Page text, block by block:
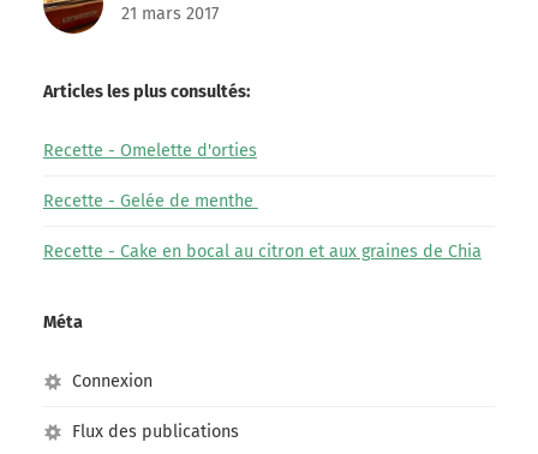
21 mars 2017
Articles les plus consultés:
Recette - Omelette d'orties
Recette - Gelée de menthe
Recette - Cake en bocal au citron et aux graines de Chia
Méta
Connexion
Flux des publications